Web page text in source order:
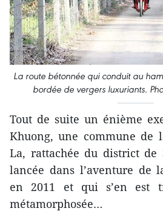
La route bétonnée qui conduit au
bordée de vergers luxuriants.
Tout de suite un énième
Khuong, une commune de
La, rattachée du district de
lancée dans l’aventure de
en 2011 et qui s’en est
métamorphosée…